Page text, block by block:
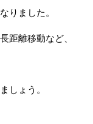
りました。
距離移動など、
しょう。